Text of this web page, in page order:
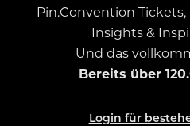
Pin.Convention
Insights &
Und das
Bereits über
Login für